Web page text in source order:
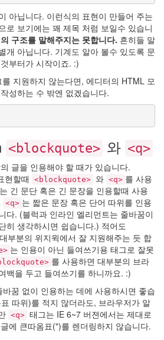
아닙니다. 이런식의 표현이 만들어 주는
로 보기에는 꽤 제목 처럼 보일수 있습니
구조를 말해주지는 못합니다. 흔히들 말
개 아닙니다. 기계도 알아 볼수 있도록 문
부터가 시작이죠. :)
지원하지 않는다면, 에디터의 HTML 모
성하는 수 밖엔 없겠습니다.
<blockquote> 와 <q>
글을 인용해야 할 때가 있습니다.
현할때
<blockquote> 와 <q> 를 사용
는 긴 문단 혹은 긴 문장을 인용할때 사용
<q> 는 짧은 문장 혹은 단어 따위를 인용
다. (블럭과 인라인 엘리먼트는 줄바꿈이
히 생각하시면 쉽습니다.) 적어도
부분의 위지윅에서 잘 지원해주는 듯 합
는 인용이 아닌 들여쓰기용 태그로 잘못
를 사용하면 대부분의 브라
백을 두고 들여쓰기를 하니까요. :)
꿈 없이 인용하는 데에 사용하시면 좋습
따위)를 적지 않더라도, 브라우저가 알
<q> 태그는 IE 6~7 버젼에서는 제대로
에 큰따옴표(")를 렌더링하지 않습니다.